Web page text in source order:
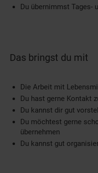
Du übernimmst Tages-
Das bringst du mit
Die Arbeit mit
Du hast gerne Kontakt
Du kannst dir gut
Du möchtest gerne
übernehmen
Du kannst gut